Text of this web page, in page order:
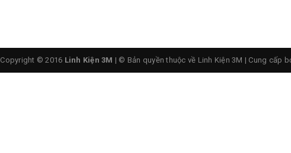
Copyright © 2016 Linh Kiện 3M | © Bản quyền thuộc về Linh Kiện 3M | Cung cấp